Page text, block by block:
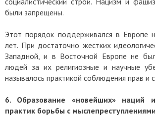
были запрещены.
Этот порядок поддерживался в Европе
лет. При достаточно жестких
Западной, и в Восточной Европе не
людей за их религиозные и научные
называлось практикой соблюдения прав и
6. Образование «новейших» наций и
практик борьбы с